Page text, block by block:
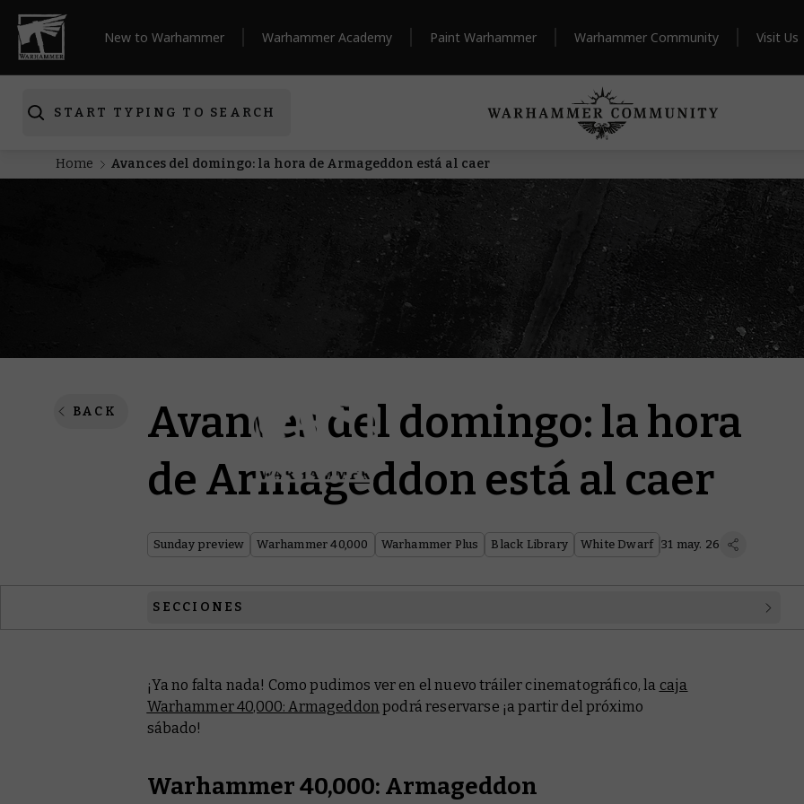
New to Warhammer Warhammer Academy Paint Warhammer Warhammer Community Visit Us
START TYPING TO SEARCH
Home Avances del domingo: la hora de Armageddon está al caer
BACK
Avances del domingo: la hora
de Armageddon está al caer
Sunday preview Warhammer 40,000 Warhammer Plus Black Library White Dwarf 31 may. 26
SECCIONES
Warhammer Plus
Black Library
¡Ya no falta nada! Como pudimos ver en el nuevo tráiler cinematográfico, la caja
Warhammer 40,000: Armageddon podrá reservarse ¡a partir del próximo
sábado!
Warhammer 40,000: Armageddon